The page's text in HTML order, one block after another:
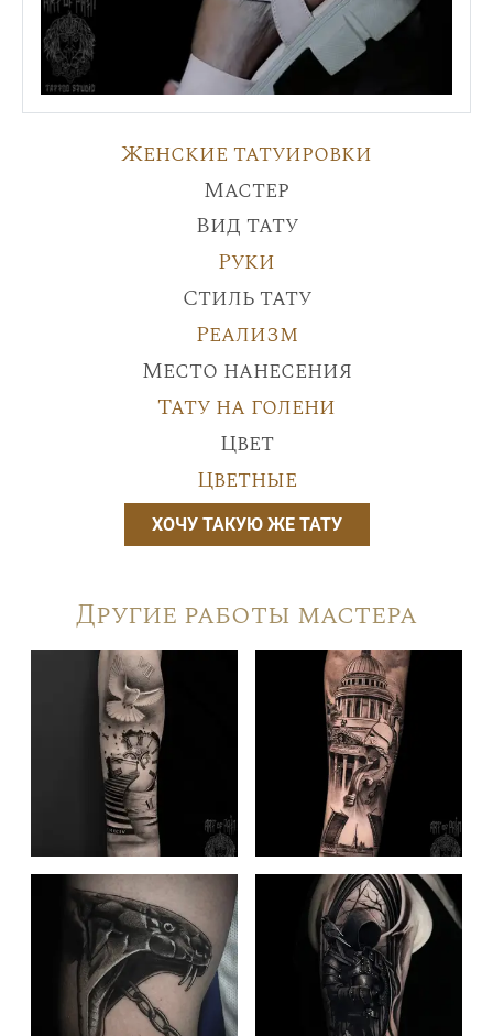
Женские татуировки
Мастер
Вид тату
Руки
Стиль тату
Реализм
Место нанесения
Тату на голени
Цвет
Цветные
ХОЧУ ТАКУЮ ЖЕ ТАТУ
Другие работы мастера